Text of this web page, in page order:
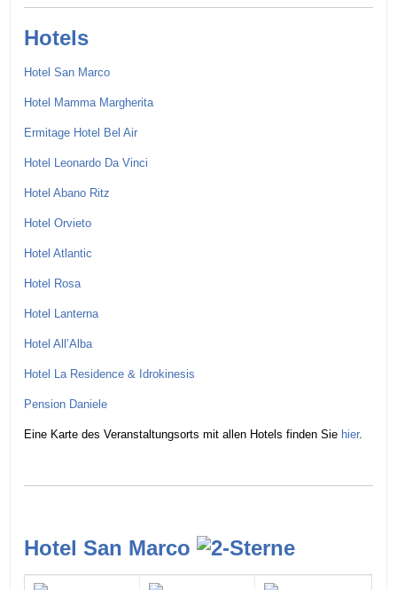
Hotels
Hotel San Marco
Hotel Mamma Margherita
Ermitage Hotel Bel Air
Hotel Leonardo Da Vinci
Hotel Abano Ritz
Hotel Orvieto
Hotel Atlantic
Hotel Rosa
Hotel Lanterna
Hotel All’Alba
Hotel La Residence & Idrokinesis
Pension Daniele
Eine Karte des Veranstaltungsorts mit allen Hotels finden Sie hier.
Hotel San Marco